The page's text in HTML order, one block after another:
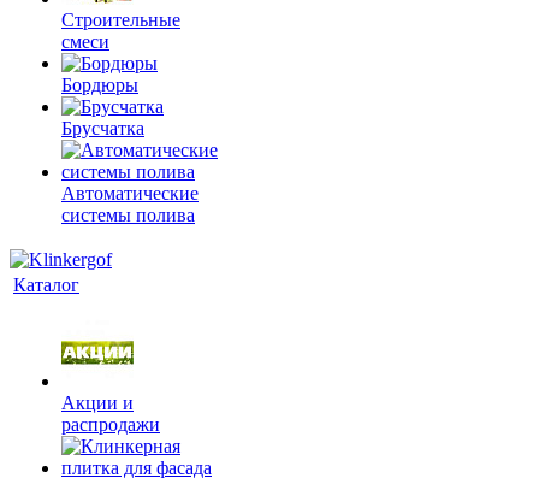
Строительные
смеси
Бордюры
Брусчатка
Автоматические
системы полива
Каталог
Акции и
распродажи